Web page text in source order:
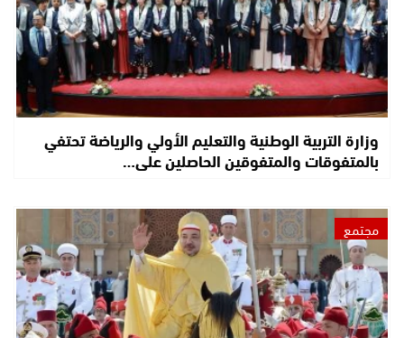
وزارة التربية الوطنية والتعليم الأولي والرياضة تحتفي
بالمتفوقات والمتفوقين الحاصلين على…
مجتمع